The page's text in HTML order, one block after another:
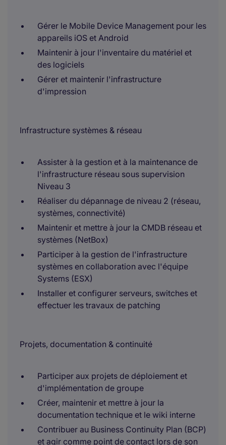
Gérer le Mobile Device Management pour les
appareils iOS et Android
Maintenir à jour l'inventaire du matériel et
des logiciels
Gérer et maintenir l'infrastructure
d'impression
Infrastructure systèmes & réseau
Assister à la gestion et à la maintenance de
l'infrastructure réseau sous supervision
Niveau 3
Réaliser du dépannage de niveau 2 (réseau,
systèmes, connectivité)
Maintenir et mettre à jour la CMDB réseau et
systèmes (NetBox)
Participer à la gestion de l'infrastructure
systèmes en collaboration avec l'équipe
Systems (ESX)
Installer et configurer serveurs, switches et
effectuer les travaux de patching
Projets, documentation & continuité
Participer aux projets de déploiement et
d'implémentation de groupe
Créer, maintenir et mettre à jour la
documentation technique et le wiki interne
Contribuer au Business Continuity Plan (BCP)
et agir comme point de contact lors de son